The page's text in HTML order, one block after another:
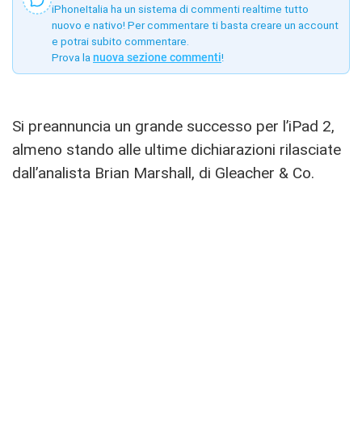
iPhoneItalia ha un sistema di commenti realtime tutto
nuovo e nativo! Per commentare ti basta creare un account
e potrai subito commentare.
Prova la nuova sezione commenti!
Si preannuncia un grande successo per l’iPad 2,
almeno stando alle ultime dichiarazioni rilasciate
dall’analista Brian Marshall, di Gleacher & Co.